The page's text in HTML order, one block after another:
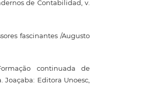
de Contabilidad, v.
fascinantes /Augusto
continuada de
Joaçaba: Editora Unoesc,